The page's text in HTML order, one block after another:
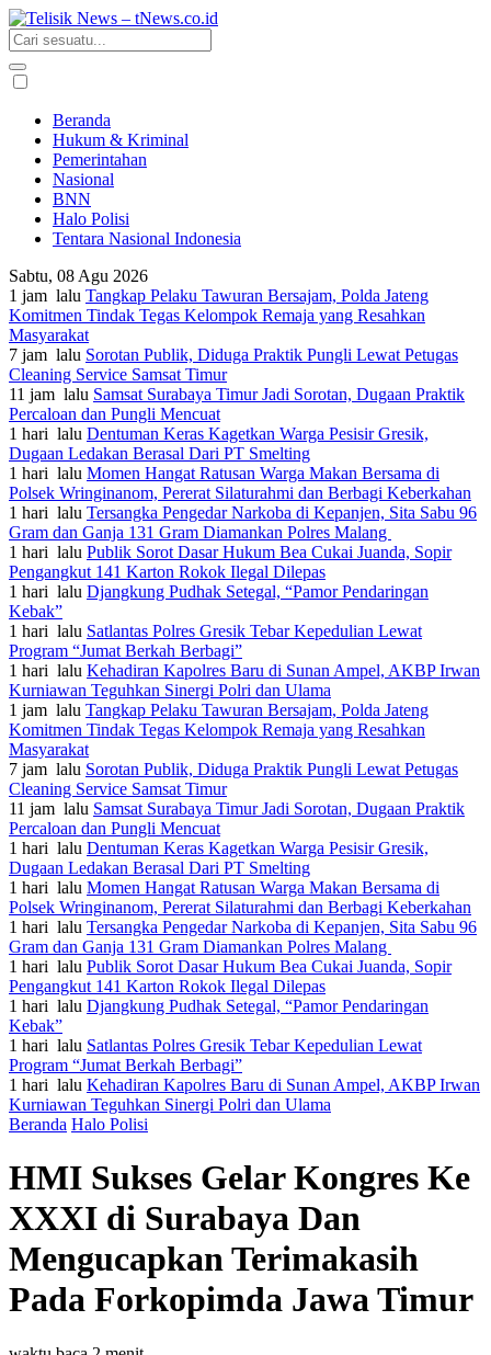
Beranda
Hukum & Kriminal
Pemerintahan
Nasional
BNN
Halo Polisi
Tentara Nasional Indonesia
Sabtu, 08 Agu 2026
1 jam lalu Tangkap Pelaku Tawuran Bersajam, Polda Jateng
Komitmen Tindak Tegas Kelompok Remaja yang Resahkan
Masyarakat
7 jam lalu Sorotan Publik, Diduga Praktik Pungli Lewat Petugas
Cleaning Service Samsat Timur
11 jam lalu Samsat Surabaya Timur Jadi Sorotan, Dugaan Praktik
Percaloan dan Pungli Mencuat
1 hari lalu Dentuman Keras Kagetkan Warga Pesisir Gresik,
Dugaan Ledakan Berasal Dari PT Smelting
1 hari lalu Momen Hangat Ratusan Warga Makan Bersama di
Polsek Wringinanom, Pererat Silaturahmi dan Berbagi Keberkahan
1 hari lalu Tersangka Pengedar Narkoba di Kepanjen, Sita Sabu 96
Gram dan Ganja 131 Gram Diamankan Polres Malang
1 hari lalu Publik Sorot Dasar Hukum Bea Cukai Juanda, Sopir
Pengangkut 141 Karton Rokok Ilegal Dilepas
1 hari lalu Djangkung Pudhak Setegal, “Pamor Pendaringan
Kebak”
1 hari lalu Satlantas Polres Gresik Tebar Kepedulian Lewat
Program “Jumat Berkah Berbagi”
1 hari lalu Kehadiran Kapolres Baru di Sunan Ampel, AKBP Irwan
Kurniawan Teguhkan Sinergi Polri dan Ulama
1 jam lalu Tangkap Pelaku Tawuran Bersajam, Polda Jateng
Komitmen Tindak Tegas Kelompok Remaja yang Resahkan
Masyarakat
7 jam lalu Sorotan Publik, Diduga Praktik Pungli Lewat Petugas
Cleaning Service Samsat Timur
11 jam lalu Samsat Surabaya Timur Jadi Sorotan, Dugaan Praktik
Percaloan dan Pungli Mencuat
1 hari lalu Dentuman Keras Kagetkan Warga Pesisir Gresik,
Dugaan Ledakan Berasal Dari PT Smelting
1 hari lalu Momen Hangat Ratusan Warga Makan Bersama di
Polsek Wringinanom, Pererat Silaturahmi dan Berbagi Keberkahan
1 hari lalu Tersangka Pengedar Narkoba di Kepanjen, Sita Sabu 96
Gram dan Ganja 131 Gram Diamankan Polres Malang
1 hari lalu Publik Sorot Dasar Hukum Bea Cukai Juanda, Sopir
Pengangkut 141 Karton Rokok Ilegal Dilepas
1 hari lalu Djangkung Pudhak Setegal, “Pamor Pendaringan
Kebak”
1 hari lalu Satlantas Polres Gresik Tebar Kepedulian Lewat
Program “Jumat Berkah Berbagi”
1 hari lalu Kehadiran Kapolres Baru di Sunan Ampel, AKBP Irwan
Kurniawan Teguhkan Sinergi Polri dan Ulama
Beranda Halo Polisi
HMI Sukses Gelar Kongres Ke
XXXI di Surabaya Dan
Mengucapkan Terimakasih
Pada Forkopimda Jawa Timur